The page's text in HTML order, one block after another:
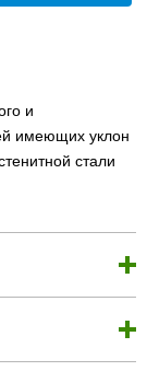
и
имеющих уклон
стали